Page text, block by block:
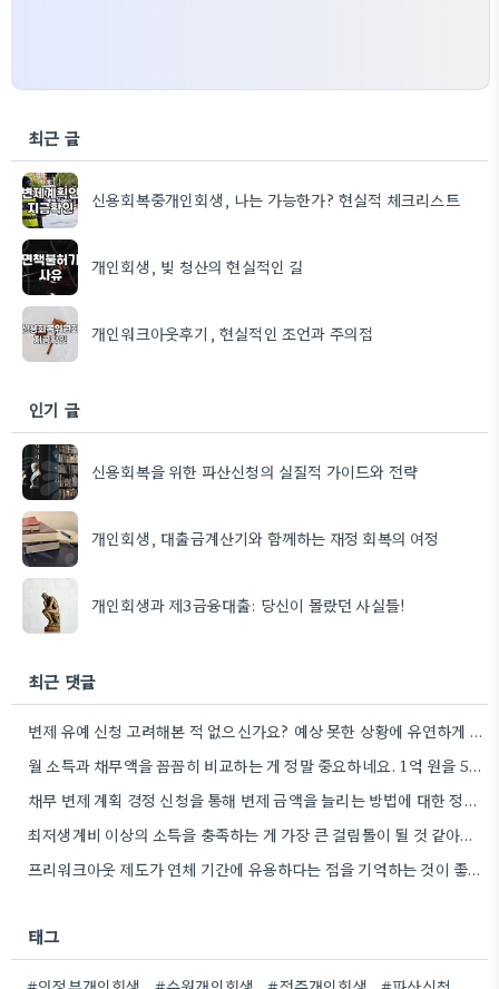
최근 글
신용회복중개인회생, 나는 가능한가? 현실적 체크리스트
개인회생, 빚 청산의 현실적인 길
개인워크아웃후기, 현실적인 조언과 주의점
인기 글
신용회복을 위한 파산신청의 실질적 가이드와 전략
개인회생, 대출금계산기와 함께하는 재정 회복의 여정
개인회생과 제3금융대출: 당신이 몰랐던 사실들!
최근 댓글
변제 유예 신청 고려해본 적 없으신가요? 예상 못한 상황에 유연하게 대처하는 방법이 될 수 있을…
월 소득과 채무액을 꼼꼼히 비교하는 게 정말 중요하네요. 1억 원을 5년 안에 갚는 게 현실적으로…
채무 변제 계획 경정 신청을 통해 변제 금액을 늘리는 방법에 대한 정보 감사합니다. 소득 변화에…
최저생계비 이상의 소득을 충족하는 게 가장 큰 걸림돌이 될 것 같아요. 제가 비슷한 상황이었던 지인도…
프리워크아웃 제도가 연체 기간에 유용하다는 점을 기억하는 것이 좋겠네요. 저는 실제로 3개월 이내에 문제가 시작된…
태그